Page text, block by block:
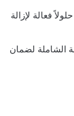
فعالة لإزالة
الشاملة لضمان